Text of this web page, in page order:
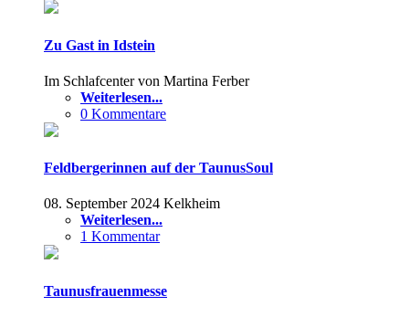
Zu Gast in Idstein
Im Schlafcenter von Martina Ferber
Weiterlesen...
0 Kommentare
Feldbergerinnen auf der TaunusSoul
08. September 2024 Kelkheim
Weiterlesen...
1 Kommentar
Taunusfrauenmesse